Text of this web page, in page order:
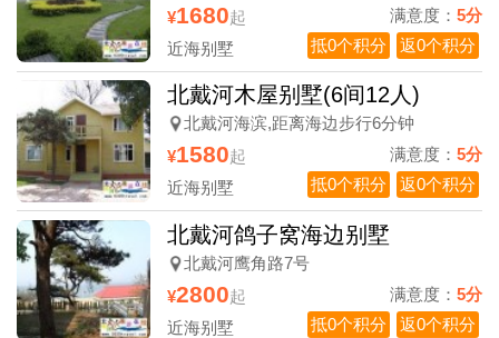
满意度： 5分
¥1680起
近海别墅
返0个积分
抵0个积分
北戴河木屋别墅(6间12人)
北戴河海滨,距离海边步行6分钟
满意度： 5分
¥1580起
近海别墅
返0个积分
抵0个积分
北戴河鸽子窝海边别墅
北戴河鹰角路7号
满意度： 5分
¥2800起
近海别墅
返0个积分
抵0个积分